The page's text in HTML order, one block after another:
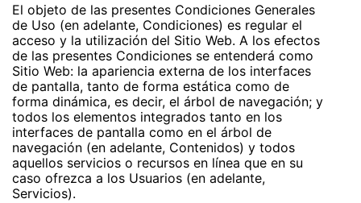
El objeto de las presentes Condiciones Generales
de Uso (en adelante, Condiciones) es regular el
acceso y la utilización del Sitio Web. A los efectos
de las presentes Condiciones se entenderá como
Sitio Web: la apariencia externa de los interfaces
de pantalla, tanto de forma estática como de
forma dinámica, es decir, el árbol de navegación; y
todos los elementos integrados tanto en los
interfaces de pantalla como en el árbol de
navegación (en adelante, Contenidos) y todos
aquellos servicios o recursos en línea que en su
caso ofrezca a los Usuarios (en adelante,
Servicios).